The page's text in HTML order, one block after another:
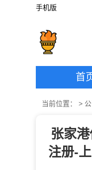
手机版
首
当前位置： >
张家
注册-